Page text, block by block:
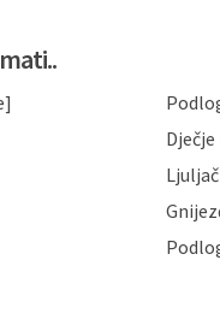
ovdje, sukladno Politici
tehničkih i
korisnika i posjetitelja
pristup i
samo u slučajevima koji su
doba, u potpunosti ili
i zatražiti prestanak